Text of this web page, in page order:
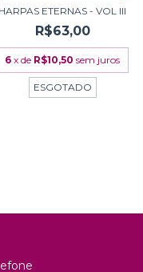
HARPAS ETERNAS - VOL III
R$63,00
6 x de R$10,50 sem juros
ESGOTADO